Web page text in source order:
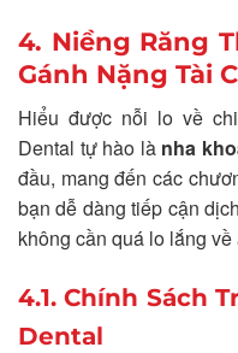
4. Niềng Răng
Gánh Nặng Tài
Hiểu được nỗi lo về
Dental tự hào là nha
đầu, mang đến các
bạn dễ dàng tiếp cận
không cần quá lo lắng
4.1. Chính Sách
Dental